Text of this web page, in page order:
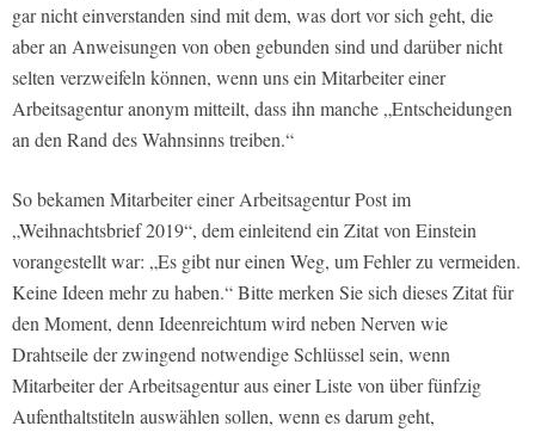
gar nicht einverstanden sind mit dem, was dort vor sich geht, die
aber an Anweisungen von oben gebunden sind und darüber nicht
selten verzweifeln können, wenn uns ein Mitarbeiter einer
Arbeitsagentur anonym mitteilt, dass ihn manche „Entscheidungen
an den Rand des Wahnsinns treiben.“
So bekamen Mitarbeiter einer Arbeitsagentur Post im
„Weihnachtsbrief 2019“, dem einleitend ein Zitat von Einstein
vorangestellt war: „Es gibt nur einen Weg, um Fehler zu vermeiden.
Keine Ideen mehr zu haben.“ Bitte merken Sie sich dieses Zitat für
den Moment, denn Ideenreichtum wird neben Nerven wie
Drahtseile der zwingend notwendige Schlüssel sein, wenn
Mitarbeiter der Arbeitsagentur aus einer Liste von über fünfzig
Aufenthaltstiteln auswählen sollen, wenn es darum geht,